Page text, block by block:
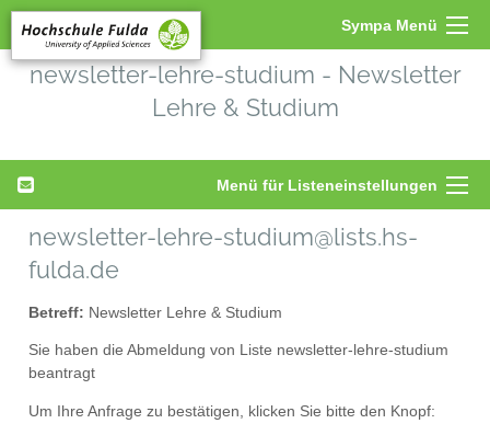
Sympa Menü
newsletter-lehre-studium - Newsletter
Lehre & Studium
Menü für Listeneinstellungen
newsletter-lehre-studium@lists.hs-
fulda.de
Betreff: Newsletter Lehre & Studium
Sie haben die Abmeldung von Liste newsletter-lehre-studium
beantragt
Um Ihre Anfrage zu bestätigen, klicken Sie bitte den Knopf: